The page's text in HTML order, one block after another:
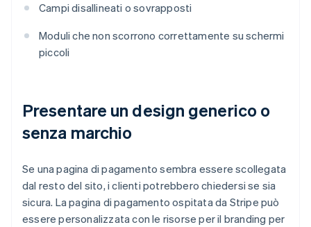
Campi disallineati o sovrapposti
Moduli che non scorrono correttamente su schermi
piccoli
Presentare un design generico o
senza marchio
Se una pagina di pagamento sembra essere scollegata
dal resto del sito, i clienti potrebbero chiedersi se sia
sicura. La pagina di pagamento ospitata da Stripe può
essere personalizzata con le risorse per il branding per